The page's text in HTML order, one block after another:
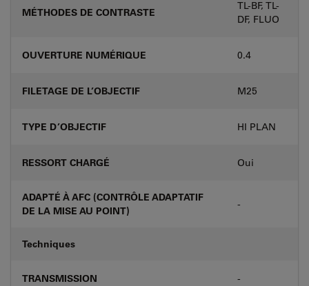
MÉTHODES DE CONTRASTE
TL-BF, TL-
DF, FLUO
OUVERTURE NUMÉRIQUE 0.4
FILETAGE DE L’OBJECTIF M25
TYPE D’OBJECTIF HI PLAN
RESSORT CHARGÉ Oui
ADAPTÉ À AFC (CONTRÔLE ADAPTATIF
DE LA MISE AU POINT)
-
Techniques
TRANSMISSION -